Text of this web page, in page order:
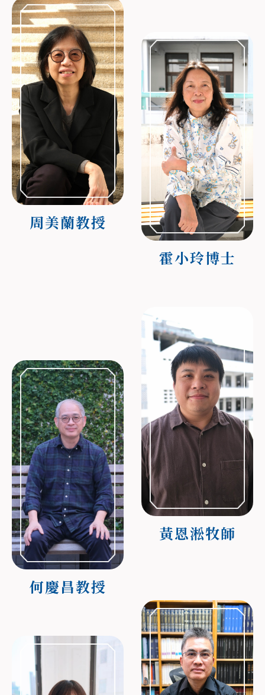
周美蘭教授
霍小玲博士
何慶昌教授
黃恩淞牧師